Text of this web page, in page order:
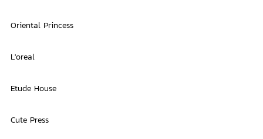
Oriental Princess
L'oreal
Etude House
Cute Press